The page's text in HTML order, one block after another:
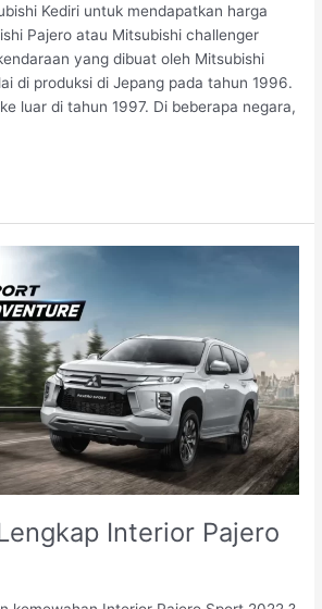
Kediri untuk mendapatkan harga
Pajero atau Mitsubishi challenger
yang dibuat oleh Mitsubishi
di produksi di Jepang pada tahun 1996.
luar di tahun 1997. Di beberapa negara,
Interior Pajero